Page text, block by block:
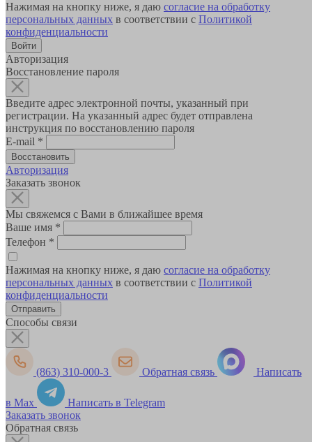
Нажимая на кнопку ниже, я даю согласие на обработку
персональных данных в соответствии с Политикой
конфиденциальности
Авторизация
Восстановление пароля
Введите адрес электронной почты, указанный при
регистрации. На указанный адрес будет отправлена
инструкция по восстановлению пароля
E-mail *
Авторизация
Заказать звонок
Мы свяжемся с Вами в ближайшее время
Ваше имя *
Телефон *
Нажимая на кнопку ниже, я даю согласие на обработку
персональных данных в соответствии с Политикой
конфиденциальности
Способы связи
(863) 310-000-3 Обратная связь Написать
в Max
Написать в Telegram
Заказать звонок
Обратная связь